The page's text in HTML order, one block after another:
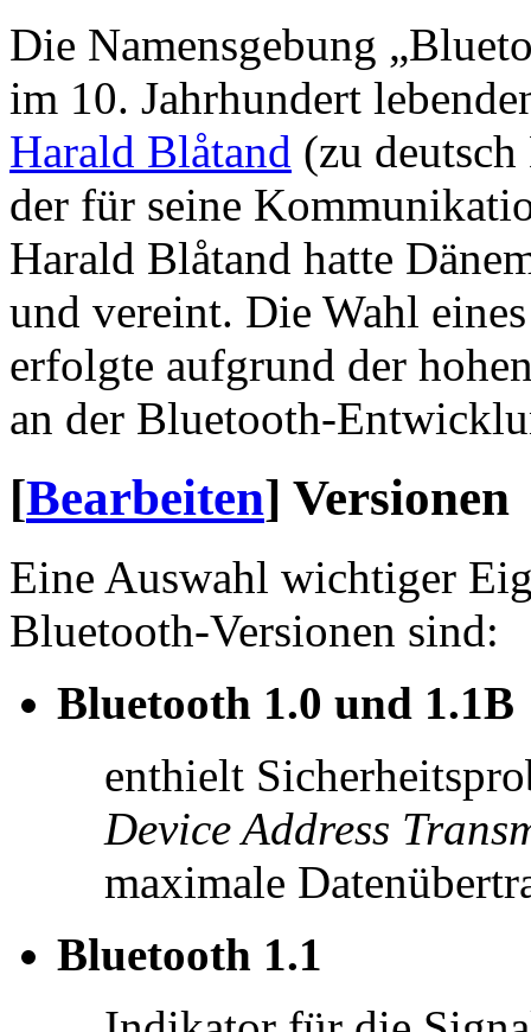
Die Namensgebung
im 10. Jahrhundert
Harald Blåtand (zu
der für seine
Harald Blåtand hatte
und vereint. Die Wahl
erfolgte aufgrund der
an der Bluetooth-
[Bearbeiten] Versionen
Eine Auswahl wichtiger
Bluetooth-Versionen sind:
Bluetooth 1.0 und 1.1B
enthielt
Device Address
maximale
Bluetooth 1.1